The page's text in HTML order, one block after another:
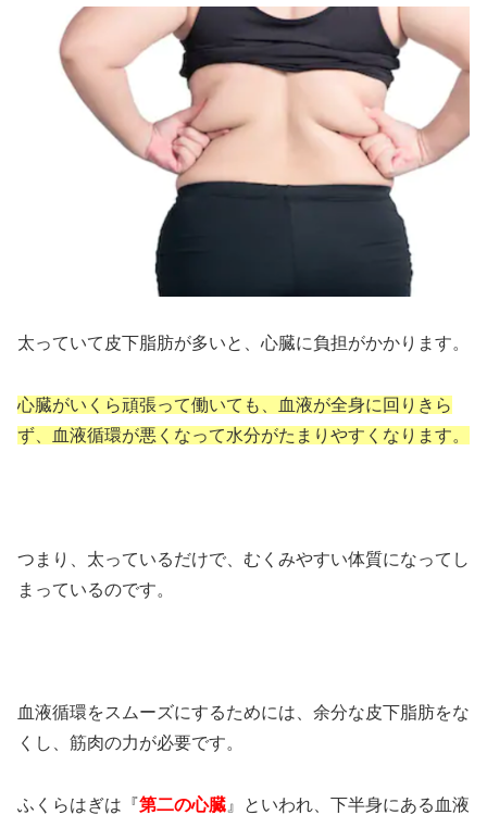
太っていて皮下脂肪が多いと、心臓に負担がかかります。
心臓がいくら頑張って働いても、血液が全身に回りきら
ず、血液循環が悪くなって水分がたまりやすくなります。
つまり、太っているだけで、むくみやすい体質になってし
まっているのです。
血液循環をスムーズにするためには、余分な皮下脂肪をな
くし、筋肉の力が必要です。
ふくらはぎは『第二の心臓 』といわれ、下半身にある血液